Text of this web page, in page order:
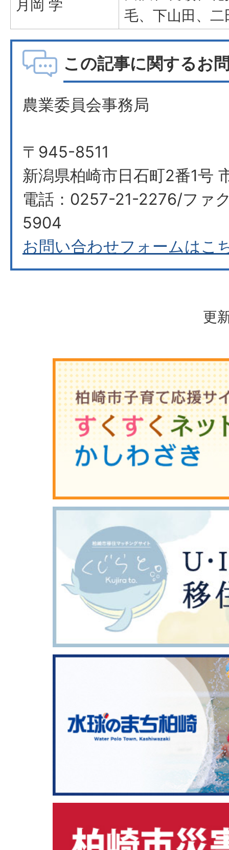
月岡 学
毛、下山田、二
この記事に関するお
農業委員会事務局
〒945-8511
新潟県柏崎市日石町2番1号
電話：0257-21-2276/ファ
5904
お問い合わせフォームはこ
更